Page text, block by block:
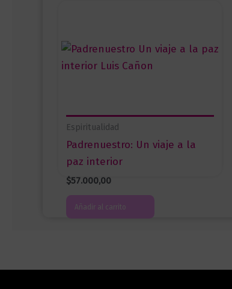
Espiritualidad
Padrenuestro: Un viaje a la
paz interior
$57.000,00
Añadir al carrito